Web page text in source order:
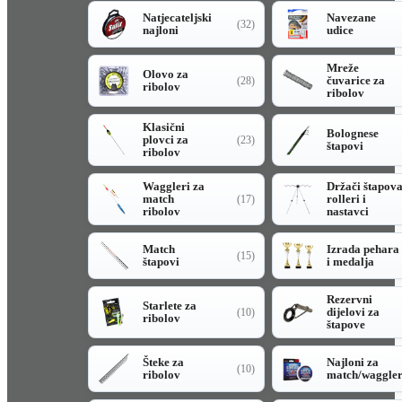
Natjecateljski
najloni
(32)
Navezane
udice
Olovo za
ribolov
(28)
Mreže
čuvarice za
ribolov
Klasični
plovci za
ribolov
(23)
Bolognese
štapovi
Waggleri za
match
ribolov
(17)
Držači štapova
rolleri i
nastavci
Match
štapovi
(15)
Izrada pehara
i medalja
Starlete za
ribolov
(10)
Rezervni
dijelovi za
štapove
Šteke za
ribolov
(10)
Najloni za
match/waggler